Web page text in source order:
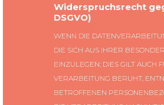
Widerspruchsrecht
DSGVO)
WENN DIE
DIE SICH AUS IHRER
EINZULEGEN; DIES GILT AUCH
VERARBEITUNG BERUHT,
BETROFFENEN